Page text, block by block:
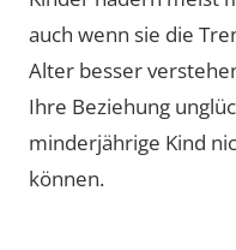
auch wenn sie die
Alter besser
Ihre Beziehung
minderjährige Kind
können.